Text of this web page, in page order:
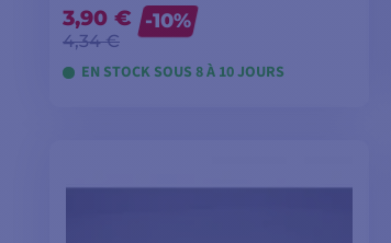
3,90 €
4,34 €
-10%
EN STOCK SOUS 8 À 10 JOURS